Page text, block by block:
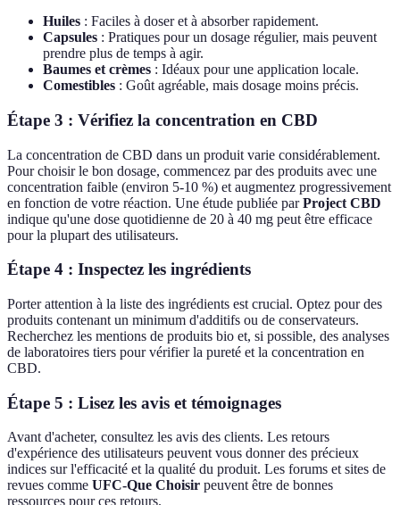
Huiles : Faciles à doser et à absorber rapidement.
Capsules : Pratiques pour un dosage régulier, mais peuvent
prendre plus de temps à agir.
Baumes et crèmes : Idéaux pour une application locale.
Comestibles : Goût agréable, mais dosage moins précis.
Étape 3 : Vérifiez la concentration en CBD
La concentration de CBD dans un produit varie considérablement.
Pour choisir le bon dosage, commencez par des produits avec une
concentration faible (environ 5-10 %) et augmentez progressivement
en fonction de votre réaction. Une étude publiée parProject CBD
indique qu'une dose quotidienne de 20 à 40 mg peut être efficace
pour la plupart des utilisateurs.
Étape 4 : Inspectez les ingrédients
Porter attention à la liste des ingrédients est crucial. Optez pour des
produits contenant un minimum d'additifs ou de conservateurs.
Recherchez les mentions de produits bio et, si possible, des analyses
de laboratoires tiers pour vérifier la pureté et la concentration en
CBD.
Étape 5 : Lisez les avis et témoignages
Avant d'acheter, consultez les avis des clients. Les retours
d'expérience des utilisateurs peuvent vous donner des précieux
indices sur l'efficacité et la qualité du produit. Les forums et sites de
revues comme UFC-Que Choisir peuvent être de bonnes
ressources pour ces retours.